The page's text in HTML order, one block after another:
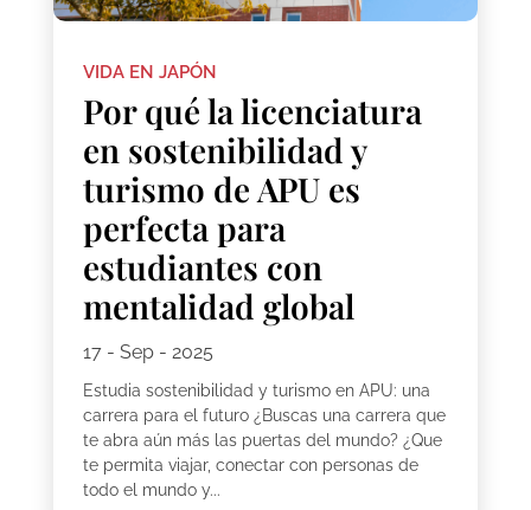
VIDA EN JAPÓN
Por qué la licenciatura
en sostenibilidad y
turismo de APU es
perfecta para
estudiantes con
mentalidad global
17 - Sep - 2025
Estudia sostenibilidad y turismo en APU: una
carrera para el futuro ¿Buscas una carrera que
te abra aún más las puertas del mundo? ¿Que
te permita viajar, conectar con personas de
todo el mundo y...